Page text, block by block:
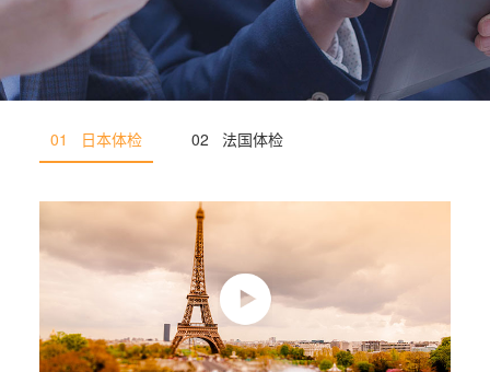
01 日本体检 02 法国体检